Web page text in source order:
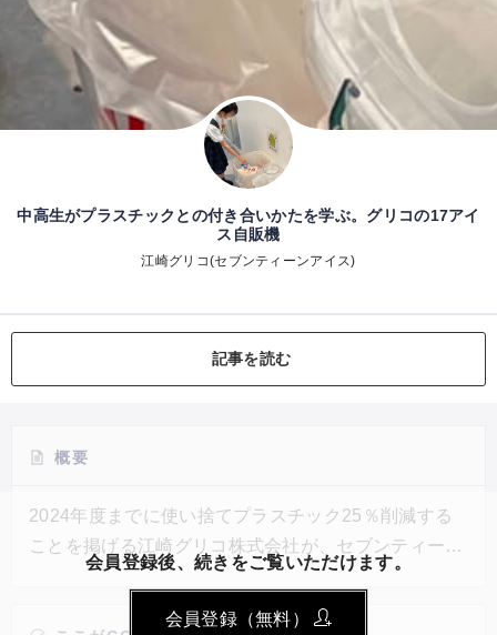
中高生がプラスチックとの付き合いかたを学ぶ。グリコの17アイ
ス自販機
江崎グリコ(セブンティーンアイス)
記事を読む
概要
2024年度までに使い捨てプラスチック25％削減する
ことを掲げる江崎グリコ株式会社が、セブンティーン
アイスで出た使用済みプラスチックをアップサイクル
する取り組みを東京都にある青稜中学高等学校と協働
会員登録後、続きをご覧いただけます。
会員登録（無料）